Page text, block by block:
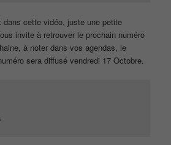
dans cette vidéo, juste une petite
invite à retrouver le prochain numéro
à noter dans vos agendas, le
sera diffusé vendredi 17 Octobre.